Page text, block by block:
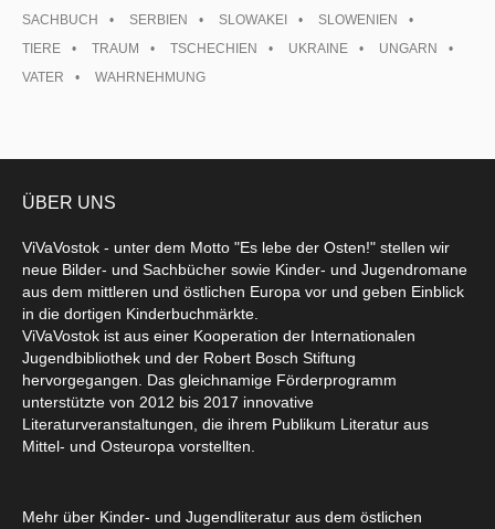
SACHBUCH
SERBIEN SLOWAKEI
SLOWENIEN
TIERE
TRAUM TSCHECHIEN UKRAINE
UNGARN
VATER
WAHRNEHMUNG
ÜBER UNS
ViVaVostok - unter dem Motto "Es lebe der Osten!" stellen wir
neue Bilder- und Sachbücher sowie Kinder- und Jugendromane
aus dem mittleren und östlichen Europa vor und geben Einblick
in die dortigen Kinderbuchmärkte.
ViVaVostok ist aus einer Kooperation der Internationalen
Jugendbibliothek und der Robert Bosch Stiftung
hervorgegangen. Das gleichnamige Förderprogramm
unterstützte von 2012 bis 2017 innovative
Literaturveranstaltungen, die ihrem Publikum Literatur aus
Mittel- und Osteuropa vorstellten.
Mehr über Kinder- und Jugendliteratur aus dem östlichen